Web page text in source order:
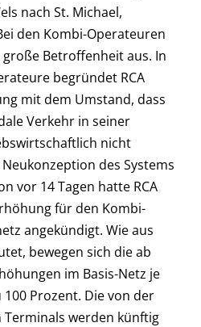
nach St. Michael,
den Kombi-Operateuren
Betroffenheit aus. In
begründet RCA
mit dem Umstand, dass
Verkehr in seiner
nicht
des Systems
vor 14 Tagen hatte RCA
für den Kombi-
angekündigt. Wie aus
bewegen sich die ab
im Basis-Netz je
Prozent. Die von der
werden künftig